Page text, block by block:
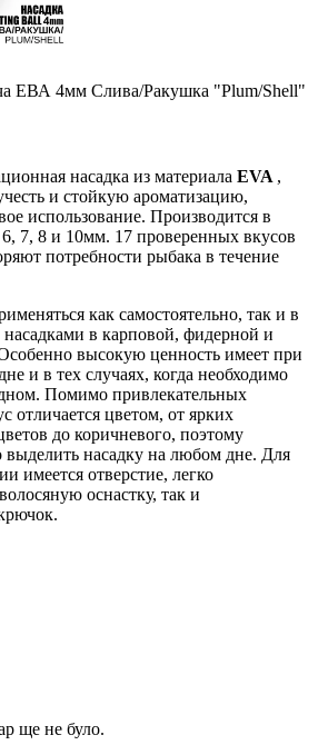
ЕВА 4мм Слива/Ракушка "Plum/Shell"
насадка из материала EVA ,
и стойкую ароматизацию,
использование. Производится в
7, 8 и 10мм. 17 проверенных вкусов
потребности рыбака в течение
как самостоятельно, так и в
в карповой, фидерной и
высокую ценность имеет при
и в тех случаях, когда необходимо
Помимо привлекательных
отличается цветом, от ярких
до коричневого, поэтому
выделить насадку на любом дне. Для
имеется отверстие, легко
оснастку, так и
ще не було.